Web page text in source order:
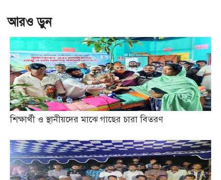
আরও ড়ুন
শিক্ষার্থী ও স্থানীয়দের মাঝে গাছের চারা বিতরণ